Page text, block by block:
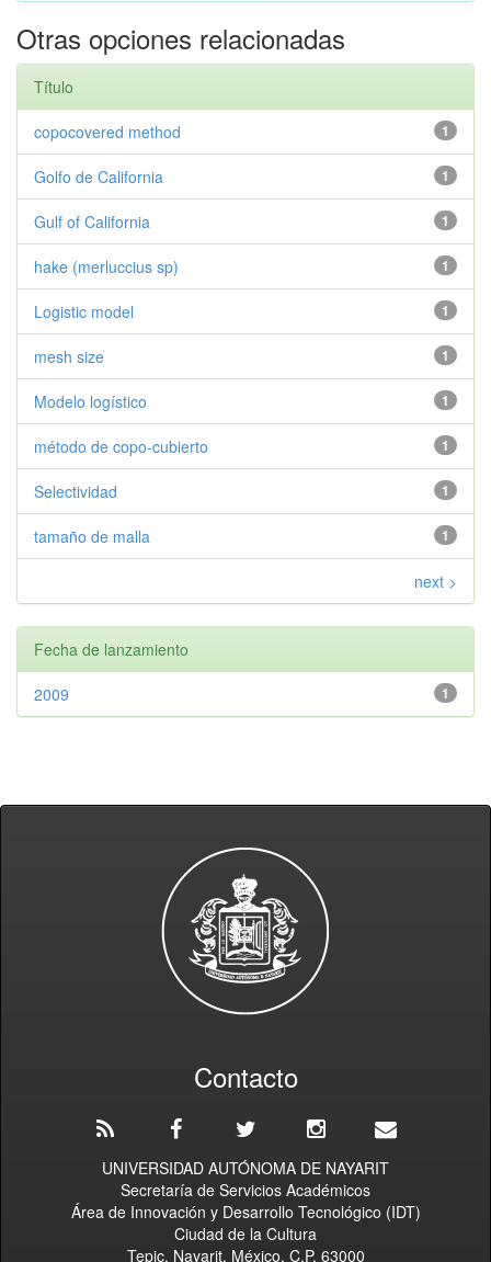
Otras opciones relacionadas
Título
1
copocovered method
1
Golfo de California
1
Gulf of California
1
hake (merluccius sp)
1
Logistic model
1
mesh size
1
Modelo logístico
1
método de copo-cubierto
1
Selectividad
1
tamaño de malla
next >
Fecha de lanzamiento
1
2009
Contacto
UNIVERSIDAD AUTÓNOMA DE NAYARIT
Secretaría de Servicios Académicos
Área de Innovación y Desarrollo Tecnológico (IDT)
Ciudad de la Cultura
Tepic, Nayarit, México. C.P. 63000